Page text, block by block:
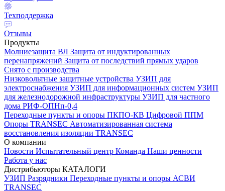
Техподдержка
Отзывы
Продукты
Молниезащита ВЛ Защита от индуктированных
перенапряжений Защита от последствий прямых ударов
Снято с производства
Низковольтные защитные устройства УЗИП для
электроснабжения УЗИП для информационных систем УЗИП
для железнодорожной инфраструктуры УЗИП для частного
дома РИФ-ОПНп-0,4
Переходные пункты и опоры ПКПО-КВ Цифровой ППМ
Опоры TRANSEC Автоматизированная система
восстановления изоляции TRANSEC
О компании
Новости Испытательный центр Команда Наши ценности
Работа у нас
Дистрибьюторы КАТАЛОГИ
УЗИП Разрядники Переходные пункты и опоры АСВИ
TRANSEC